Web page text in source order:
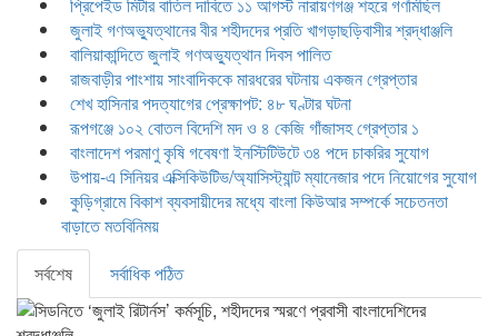
জুলাই গণঅভ্যুত্থানের বীর শহীদদের প্রতি খাগড়াছড়িবাসীর শ্রদ্ধাঞ্জলি
বালিয়াকান্দিতে জুলাই গণঅভ্যুত্থান দিবস পালিত
রাজবাড়ীর পাংশায় সাংবাদিককে মারধরের ঘটনায় একজন গ্রেপ্তার
শেখ হাসিনার পদত্যাগের প্রেক্ষাপট: ৪৮ ঘণ্টার ঘটনা
রূপগঞ্জে ১০২ বোতল বিদেশি মদ ও ৪ কেজি গাঁজাসহ গ্রেপ্তার ১
বাংলাদেশ পরমাণু কৃষি গবেষণা ইনস্টিটিউটে ৩৪ পদে চাকরির সুযোগ
উপায়-এ সিনিয়র এক্সিকিউটিভ/অ্যাসিস্ট্যান্ট ম্যানেজার পদে নিয়োগের সুযোগ
কুড়িগ্রামে বিকাশ ব্যবসায়ীদের মধ্যে বাংলা কিউআর সম্পর্কে সচেতনতা
বাড়াতে মতবিনিময়
সর্বশেষ
সর্বাধিক পঠিত